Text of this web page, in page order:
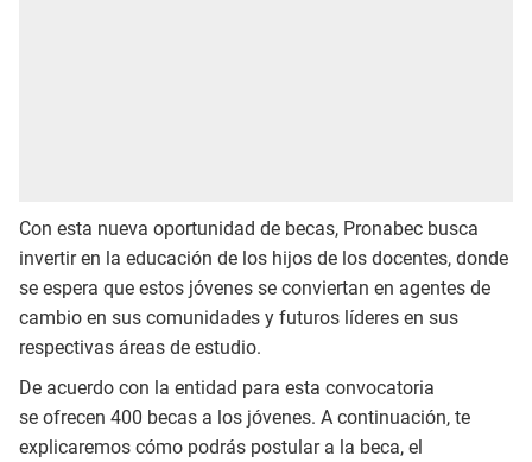
Con esta nueva oportunidad de becas, Pronabec busca
invertir en la educación de los hijos de los docentes, donde
se espera que estos jóvenes se conviertan en agentes de
cambio en sus comunidades y futuros líderes en sus
respectivas áreas de estudio.
De acuerdo con la entidad para esta convocatoria
se ofrecen 400 becas a los jóvenes. A continuación, te
explicaremos cómo podrás postular a la beca, el